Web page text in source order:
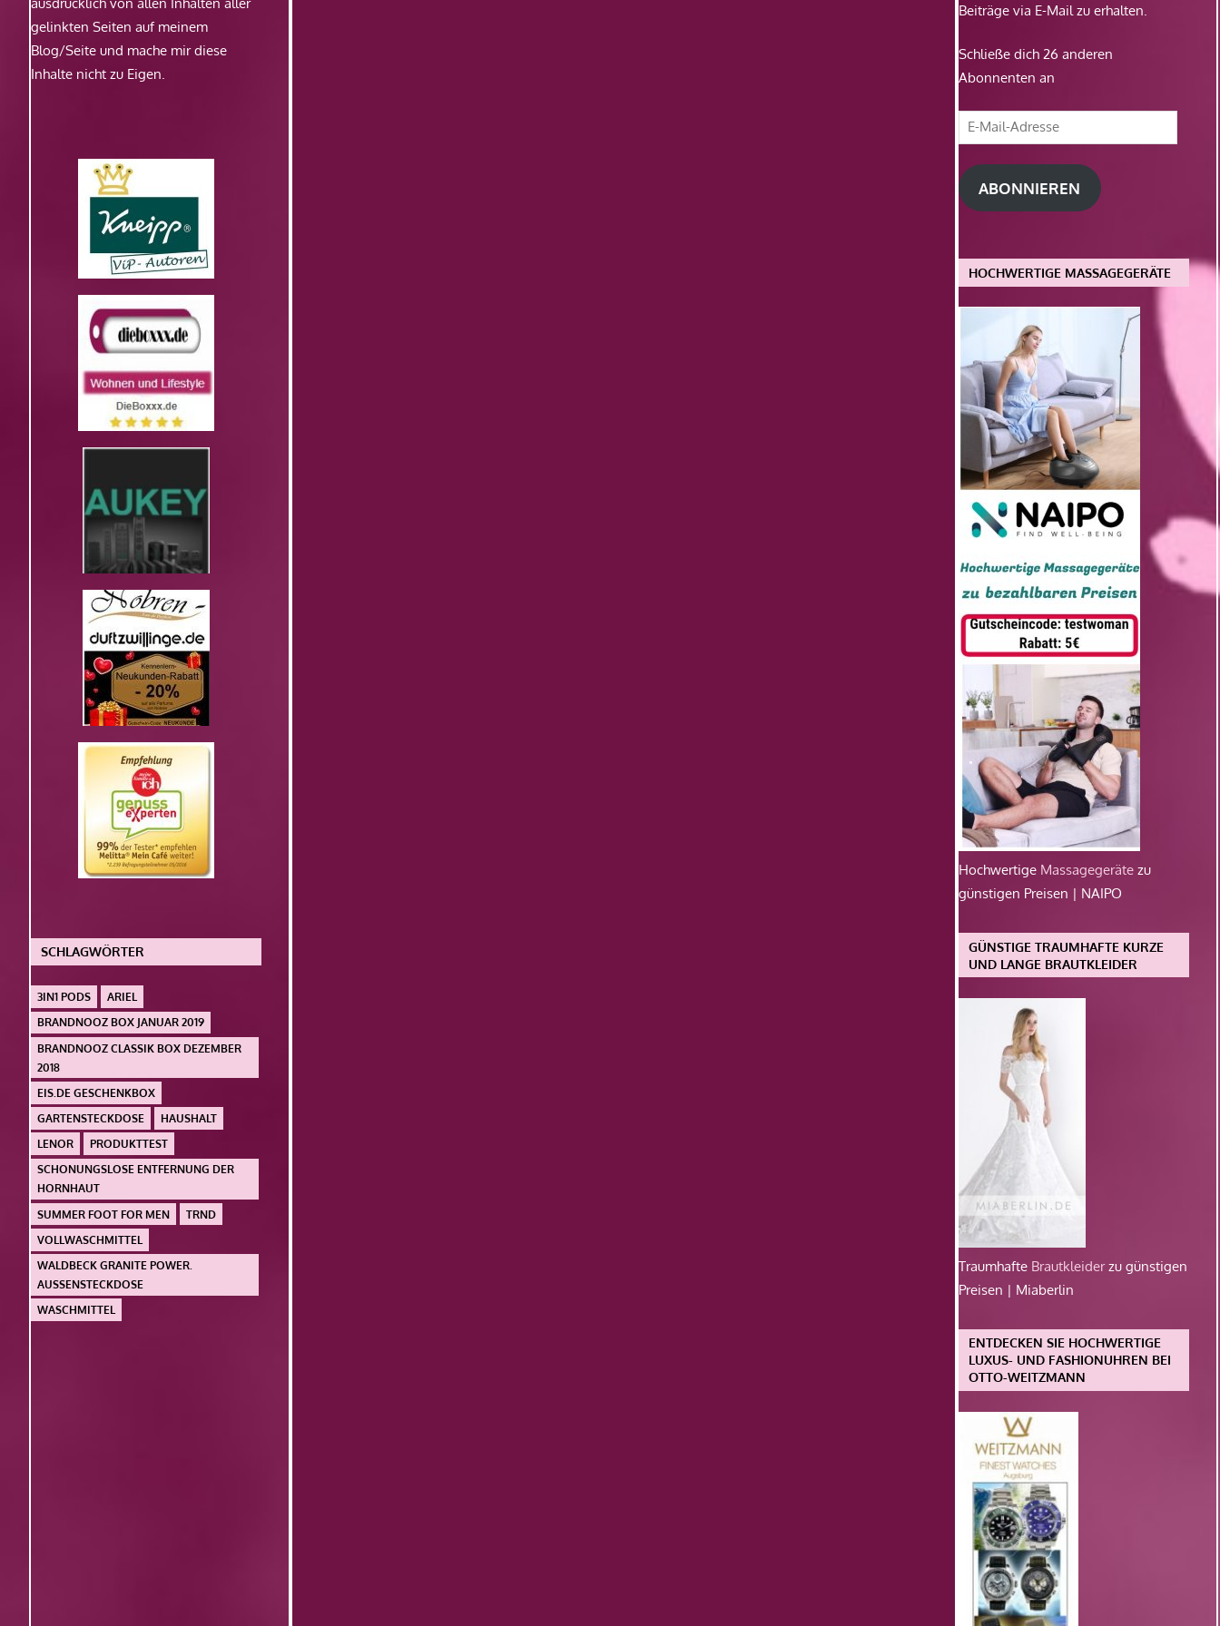
gelinkten Seiten auf meinem
Blog/Seite und mache mir diese
Inhalte nicht zu Eigen.
SCHLAGWÖRTER
3IN1 PODS
ARIEL
BRANDNOOZ BOX JANUAR 2019
BRANDNOOZ CLASSIK BOX DEZEMBER
2018
EIS.DE GESCHENKBOX
GARTENSTECKDOSE
HAUSHALT
LENOR
PRODUKTTEST
SCHONUNGSLOSE ENTFERNUNG DER
HORNHAUT
SUMMER FOOT FOR MEN
TRND
VOLLWASCHMITTEL
WALDBECK GRANITE POWER.
AUSSENSTECKDOSE
WASCHMITTEL
Beiträge via E-Mail zu erhalten.
Schließe dich 26 anderen
Abonnenten an
E-
Mail-
Adresse
ABONNIEREN
HOCHWERTIGE MASSAGEGERÄTE
Hochwertige Massagegeräte zu
günstigen Preisen | NAIPO
GÜNSTIGE TRAUMHAFTE KURZE
UND LANGE BRAUTKLEIDER
Traumhafte Brautkleiderzu günstigen
Preisen | Miaberlin
ENTDECKEN SIE HOCHWERTIGE
LUXUS- UND FASHIONUHREN BEI
OTTO-WEITZMANN